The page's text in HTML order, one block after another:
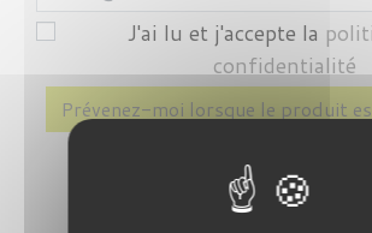
J'ai lu et j'accepte la
confidentialité
Prévenez-moi lorsque le produit